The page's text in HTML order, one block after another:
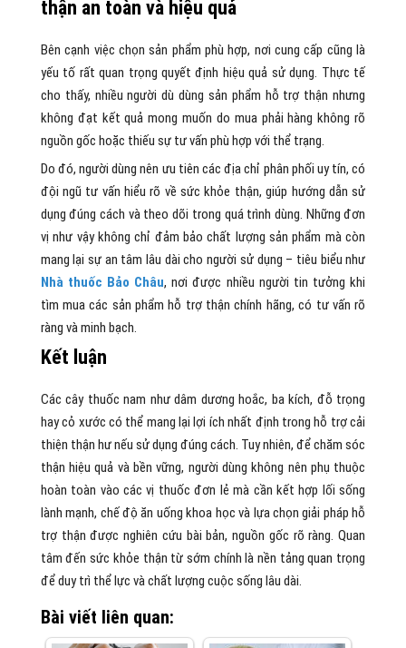
thận an toàn và hiệu quả
Bên cạnh việc chọn sản phẩm phù hợp, nơi cung cấp cũng là
yếu tố rất quan trọng quyết định hiệu quả sử dụng. Thực tế
cho thấy, nhiều người dù dùng sản phẩm hỗ trợ thận nhưng
không đạt kết quả mong muốn do mua phải hàng không rõ
nguồn gốc hoặc thiếu sự tư vấn phù hợp với thể trạng.
Do đó, người dùng nên ưu tiên các địa chỉ phân phối uy tín, có
đội ngũ tư vấn hiểu rõ về sức khỏe thận, giúp hướng dẫn sử
dụng đúng cách và theo dõi trong quá trình dùng. Những đơn
vị như vậy không chỉ đảm bảo chất lượng sản phẩm mà còn
mang lại sự an tâm lâu dài cho người sử dụng – tiêu biểu như
Nhà thuốc Bảo Châu, nơi được nhiều người tin tưởng khi
tìm mua các sản phẩm hỗ trợ thận chính hãng, có tư vấn rõ
ràng và minh bạch.
Kết luận
Các cây thuốc nam như dâm dương hoắc, ba kích, đỗ trọng
hay cỏ xước có thể mang lại lợi ích nhất định trong hỗ trợ cải
thiện thận hư nếu sử dụng đúng cách. Tuy nhiên, để chăm sóc
thận hiệu quả và bền vững, người dùng không nên phụ thuộc
hoàn toàn vào các vị thuốc đơn lẻ mà cần kết hợp lối sống
lành mạnh, chế độ ăn uống khoa học và lựa chọn giải pháp hỗ
trợ thận được nghiên cứu bài bản, nguồn gốc rõ ràng. Quan
tâm đến sức khỏe thận từ sớm chính là nền tảng quan trọng
để duy trì thể lực và chất lượng cuộc sống lâu dài.
Bài viết liên quan: